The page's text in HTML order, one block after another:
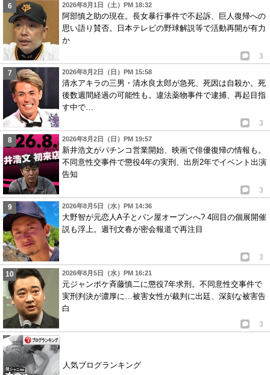
2026年8月1日（土）PM 18:32
阿部慎之助の現在。長女暴行事件で不起訴、巨人復帰への
思い語り賛否。日本テレビの野球解説等で活動再開が有力
か
3
2026年8月2日（日）PM 15:58
清水アキラの三男・清水良太郎が急死、死因は自殺か。死
後数週間経過の可能性も。違法薬物事件で逮捕、再起目指
す中で…
3
2026年8月2日（日）PM 19:57
新井浩文がパチンコ営業開始、映画で俳優復帰の情報も。
不同意性交事件で懲役4年の実刑、出所2年でイベント出演
告知
3
2026年8月5日（水）PM 14:36
大野智が元恋人A子とパン屋オープンへ? 4回目の個展開催
説も浮上。週刊文春が密会報道で再注目
3
2026年8月5日（水）PM 16:21
元ジャンポケ斉藤慎二に懲役7年求刑。不同意性交事件で
実刑判決が濃厚に…被害女性が裁判に出廷、深刻な被害告
白
3
人気ブログランキング